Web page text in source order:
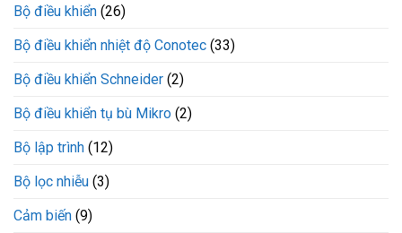
Bộ điều khiển (26)
Bộ điều khiển nhiệt độ Conotec (33)
Bộ điều khiển Schneider (2)
Bộ điều khiển tụ bù Mikro (2)
Bộ lập trình (12)
Bộ lọc nhiễu (3)
Cảm biến (9)